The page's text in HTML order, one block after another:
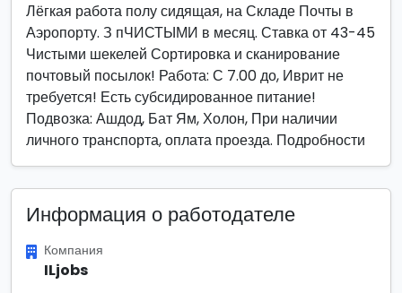
Лёгкая работа полу сидящая, на Складе Почты в
Аэропорту. З пЧИСТЫМИ в месяц. Ставка от 43-45
Чистыми шекелей Сортировка и сканирование
почтовый посылок! Работа: С 7.00 до, Иврит не
требуется! Есть субсидированное питание!
Подвозка: Ашдод, Бат Ям, Холон, При наличии
личного транспорта, оплата проезда. Подробности
Информация о работодателе
Компания
ILjobs